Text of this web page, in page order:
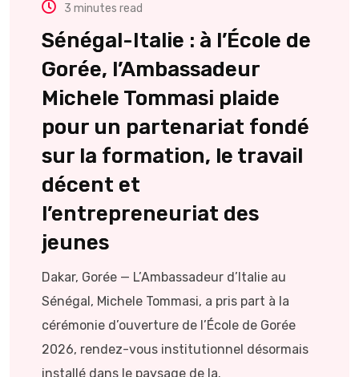
3 minutes read
Sénégal-Italie : à l’École de
Gorée, l’Ambassadeur
Michele Tommasi plaide
pour un partenariat fondé
sur la formation, le travail
décent et
l’entrepreneuriat des
jeunes
Dakar, Gorée — L’Ambassadeur d’Italie au
Sénégal, Michele Tommasi, a pris part à la
cérémonie d’ouverture de l’École de Gorée
2026, rendez-vous institutionnel désormais
installé dans le paysage de la.